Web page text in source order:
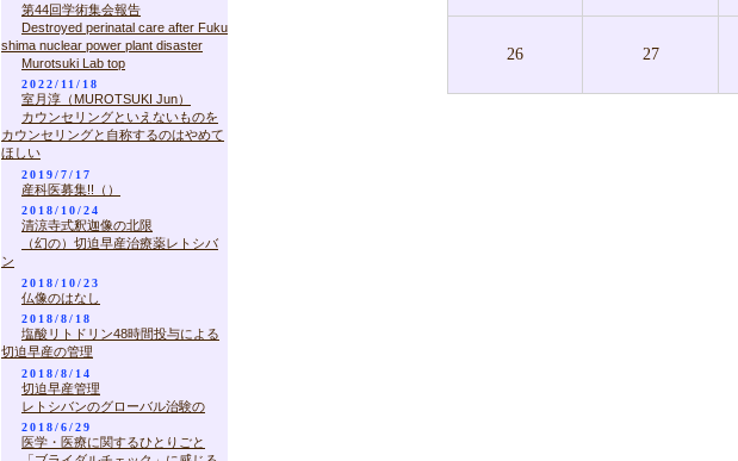
26 27
第44回学術集会報告
Destroyed perinatal care after Fuku
shima nuclear power plant disaster
Murotsuki Lab top
2022/11/18
室月淳（MUROTSUKI Jun）
カウンセリングといえないものを
カウンセリングと自称するのはやめて
ほしい
2019/7/17
産科医募集!!（）
2018/10/24
清涼寺式釈迦像の北限
（幻の）切迫早産治療薬レトシバ
ン
2018/10/23
仏像のはなし
2018/8/18
塩酸リトドリン48時間投与による
切迫早産の管理
2018/8/14
切迫早産管理
レトシバンのグローバル治験の
2018/6/29
医学・医療に関するひとりごと